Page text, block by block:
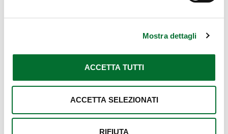
Mostra dettagli
ACCETTA TUTTI
ACCETTA SELEZIONATI
RIFIUTA